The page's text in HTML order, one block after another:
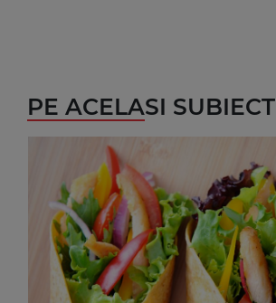
PE ACELASI SUBIECT